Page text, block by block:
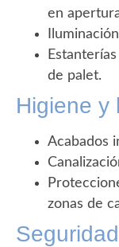
en
de palet.
Higiene y
Acabados
zonas de